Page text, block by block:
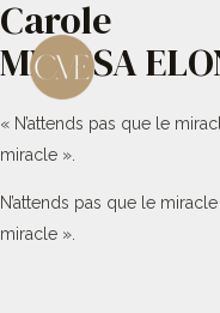
Aller
contenu
Carole
MBESSA
« N’attends pas que le
miracle ».
N’attends pas que le
miracle ».